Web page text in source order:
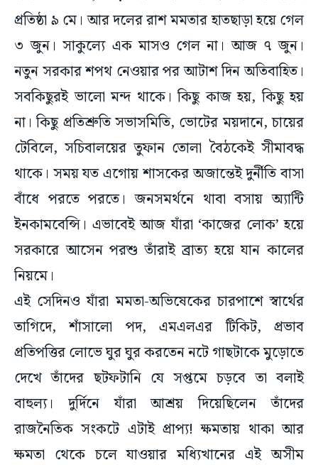
৩ জুন। সাকুল্যে এক মাসও গেল না। আজ ৭ জুন।
নতুন সরকার শপথ নেওয়ার পর আটাশ দিন অতিবাহিত।
সবকিছুরই ভালো মন্দ থাকে। কিছু কাজ হয়, কিছু হয়
না। কিছু প্রতিশ্রুতি সভাসমিতি, ভোটের ময়দানে, চায়ের
টেবিলে, সচিবালয়ের তুফান তোলা বৈঠকেই সীমাবদ্ধ
থাকে। সময় যত এগোয় শাসকের অজান্তেই দুর্নীতি বাসা
বাঁধে পরতে পরতে। জনসমর্থনে থাবা বসায় অ্যান্টি
ইনকামবেন্সি। এভাবেই আজ যাঁরা ‘কাজের লোক’ হয়ে
সরকারে আসেন পরশু তাঁরাই ব্রাত্য হয়ে যান কালের
নিয়মে।
এই সেদিনও যাঁরা মমতা-অভিষেকের চারপাশে স্বার্থের
তাগিদে, শাঁসালো পদ, এমএলএর টিকিট, প্রভাব
প্রতিপত্তির লোভে ঘুর ঘুর করতেন নটে গাছটাকে মুড়োতে
দেখে তাঁদের ছটফটানি যে সপ্তমে চড়বে তা বলাই
বাহুল্য। দুর্দিনে যাঁরা আশ্রয় দিয়েছিলেন তাঁদের
রাজনৈতিক সংকটে এটাই প্রাপ্য! ক্ষমতায় থাকা আর
ক্ষমতা থেকে চলে যাওয়ার মধ্যিখানের এই অসীম
শূন্যতার লেখচিত্রের ওঠাপড়া রাষ্ট্রবিজ্ঞানের সহজ